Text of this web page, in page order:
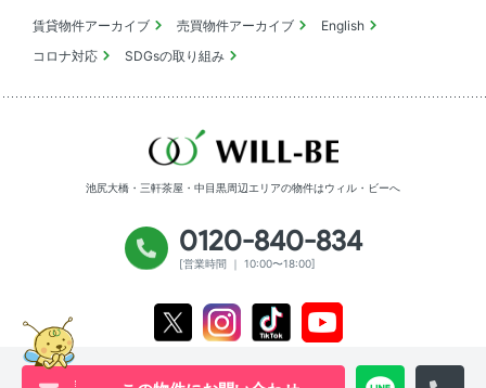
賃貸物件アーカイブ 売買物件アーカイブ
English
コロナ対応
SDGsの取り組み
池尻大橋・三軒茶屋・中目黒周辺エリアの物件はウィル・ビーへ
0120-840-834
[営業時間 ｜ 10:00〜18:00]
Instagram Tiktok